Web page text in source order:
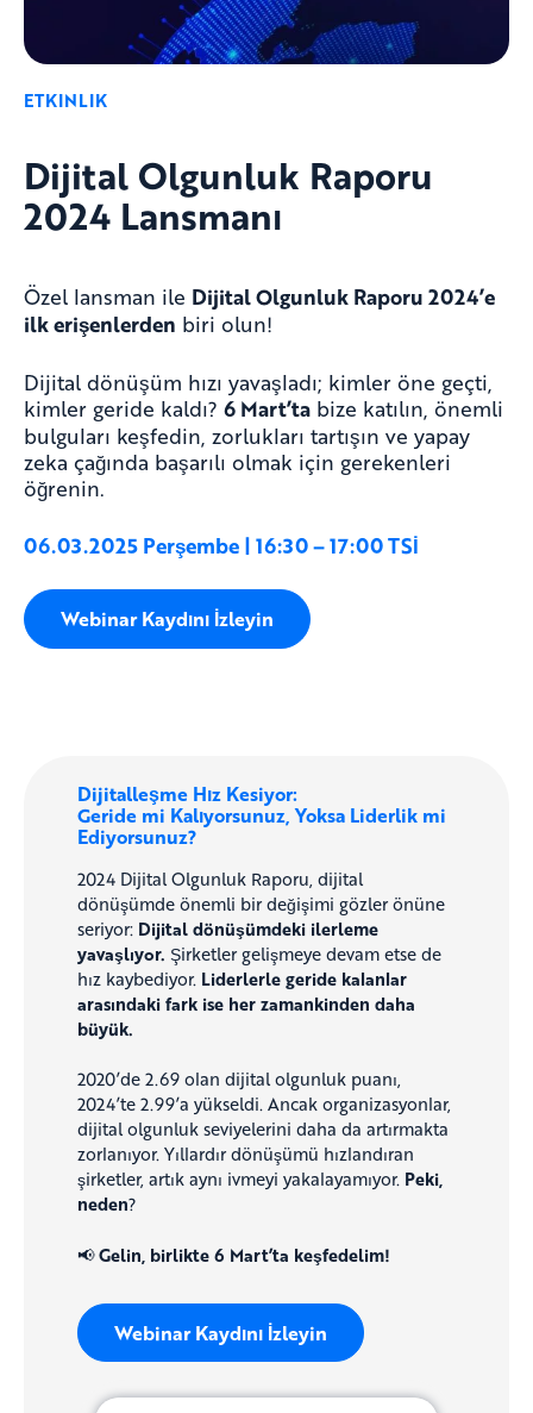
ETKINLIK
Dijital Olgunluk Raporu
2024 Lansmanı
Özel lansman ile Dijital Olgunluk Raporu 2024’e
ilk erişenlerden biri olun!
Dijital dönüşüm hızı yavaşladı; kimler öne geçti,
kimler geride kaldı? 6 Mart’ta bize katılın, önemli
bulguları keşfedin, zorlukları tartışın ve yapay
zeka çağında başarılı olmak için gerekenleri
öğrenin.
06.03.2025 Perşembe | 16:30 – 17:00 TSİ
Webinar Kaydını İzleyin
Dijitalleşme Hız Kesiyor:
Geride mi Kalıyorsunuz, Yoksa Liderlik mi
Ediyorsunuz?
2024 Dijital Olgunluk Raporu, dijital
dönüşümde önemli bir değişimi gözler önüne
seriyor: Dijital dönüşümdeki ilerleme
yavaşlıyor. Şirketler gelişmeye devam etse de
hız kaybediyor. Liderlerle geride kalanlar
arasındaki fark ise her zamankinden daha
büyük.
2020’de 2.69 olan dijital olgunluk puanı,
2024’te 2.99’a yükseldi. Ancak organizasyonlar,
dijital olgunluk seviyelerini daha da artırmakta
zorlanıyor. Yıllardır dönüşümü hızlandıran
şirketler, artık aynı ivmeyi yakalayamıyor. Peki,
neden?
📢Gelin, birlikte 6 Mart’ta keşfedelim!
Webinar Kaydını İzleyin